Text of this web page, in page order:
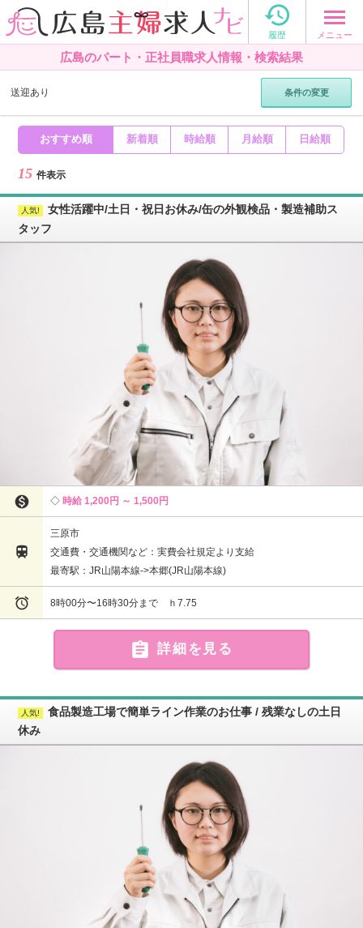

履歴 メニュー
広島のパート・正社員職求人情報・検索結果
送迎あり 条件の変更
おすすめ順 新着順 時給順 月給順 日給順
15 件表示
女性活躍中/土日・祝日お休み/缶の外観検品・製造補助ス
タッフ
 時給 1,200円 ～ 1,500円

三原市
交通費・交通機関など：実費会社規定より支給
最寄駅：JR山陽本線->本郷(JR山陽本線)
 8時00分〜16時30分まで ｈ7.75
 詳細を見る
食品製造工場で簡単ライン作業のお仕事 / 残業なしの土日
休み